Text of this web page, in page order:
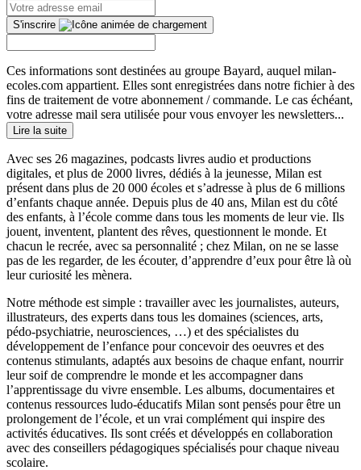
S'inscrire
Ces informations sont destinées au groupe Bayard, auquel milan-
ecoles.com appartient. Elles sont enregistrées dans notre fichier à des
fins de traitement de votre abonnement / commande. Le cas échéant,
votre adresse mail sera utilisée pour vous envoyer les newsletters...
Lire la suite
Avec ses 26 magazines, podcasts livres audio et productions
digitales, et plus de 2000 livres, dédiés à la jeunesse, Milan est
présent dans plus de 20 000 écoles et s’adresse à plus de 6 millions
d’enfants chaque année. Depuis plus de 40 ans, Milan est du côté
des enfants, à l’école comme dans tous les moments de leur vie. Ils
jouent, inventent, plantent des rêves, questionnent le monde. Et
chacun le recrée, avec sa personnalité ; chez Milan, on ne se lasse
pas de les regarder, de les écouter, d’apprendre d’eux pour être là où
leur curiosité les mènera.
Notre méthode est simple : travailler avec les journalistes, auteurs,
illustrateurs, des experts dans tous les domaines (sciences, arts,
pédo-psychiatrie, neurosciences, …) et des spécialistes du
développement de l’enfance pour concevoir des oeuvres et des
contenus stimulants, adaptés aux besoins de chaque enfant, nourrir
leur soif de comprendre le monde et les accompagner dans
l’apprentissage du vivre ensemble. Les albums, documentaires et
contenus ressources ludo-éducatifs Milan sont pensés pour être un
prolongement de l’école, et un vrai complément qui inspire des
activités éducatives. Ils sont créés et développés en collaboration
avec des conseillers pédagogiques spécialisés pour chaque niveau
scolaire.